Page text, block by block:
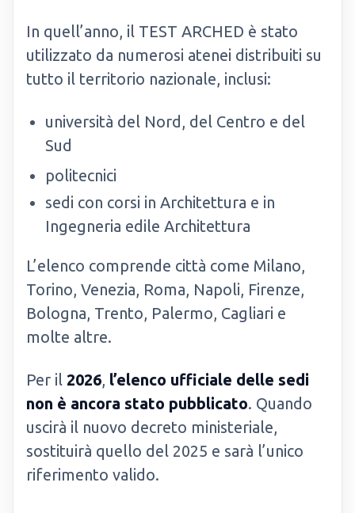
In quell’anno, il TEST ARCHED è stato
utilizzato da numerosi atenei distribuiti su
tutto il territorio nazionale, inclusi:
università del Nord, del Centro e del
Sud
politecnici
sedi con corsi in Architettura e in
Ingegneria edile Architettura
L’elenco comprende città come Milano,
Torino, Venezia, Roma, Napoli, Firenze,
Bologna, Trento, Palermo, Cagliari e
molte altre.
Per il 2026, l’elenco ufficiale delle sedi
non è ancora stato pubblicato. Quando
uscirà il nuovo decreto ministeriale,
sostituirà quello del 2025 e sarà l’unico
riferimento valido.